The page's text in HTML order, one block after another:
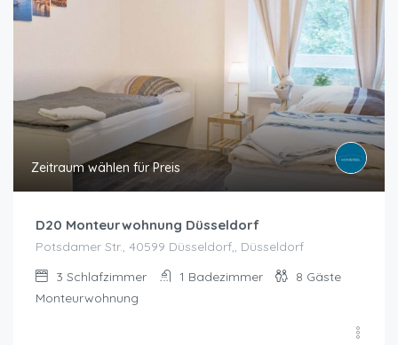
Zeitraum wählen für Preis
D20 Monteurwohnung Düsseldorf
Potsdamer Str., 40599 Düsseldorf,, Düsseldorf
3 Schlafzimmer 1 Badezimmer 8 Gäste
Monteurwohnung